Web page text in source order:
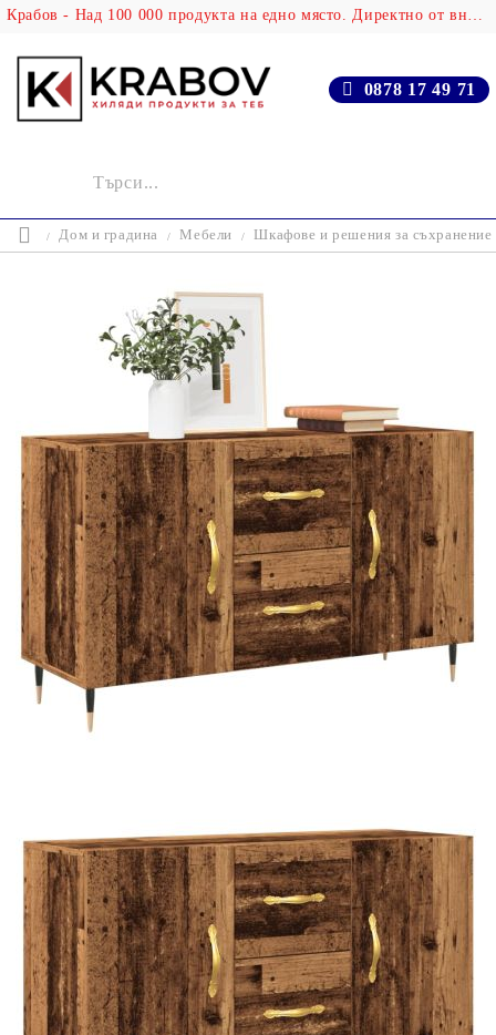
Крабов - Над 100 000 продукта на едно място. Директно от вносителя!
0878 17 49 71
Дом и градина Мебели Шкафове и решения за съхранение